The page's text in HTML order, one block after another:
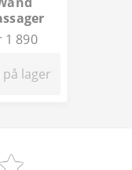
1 890
på lager